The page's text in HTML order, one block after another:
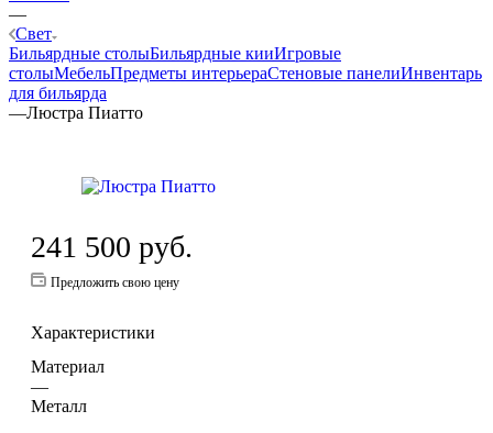
—
Свет
Бильярдные столыБильярдные кииИгровые
столыМебельПредметы интерьераСтеновые панелиИнвентарь
для бильярда
—Люстра Пиатто
241 500 руб.
Предложить свою цену
Характеристики
Материал
—
Металл